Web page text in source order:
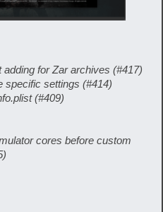
for Zar archives (#417)
specific settings (#414)
(#409)
cores before custom